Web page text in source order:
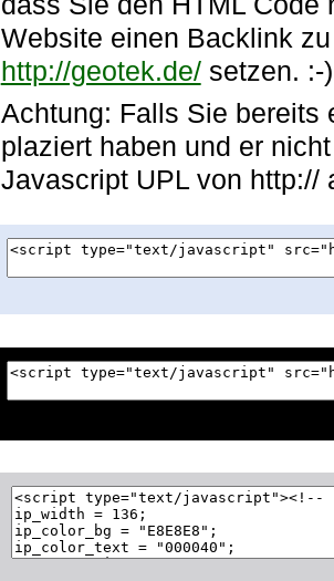
Website einen Backlink
http://geotek.de/setzen. :-)
Achtung: Falls Sie bereits
plaziert haben und er
Javascript UPL von http://